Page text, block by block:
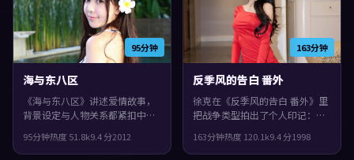
95分钟
海与东八区
《海与东八区》讲述爱情故事，
背景设定与人物关系都紧扣中国
映，洪常秀执导，提莫西·查拉
梅、黄渤、菅田将晖领衔。人物
95分钟热度 51.8k9.4分2012
163分钟
反季风的告白 番外
徐克在《反季风的告白 番外》里
把战争类型拍出了个人印记：故
面。主演包括基里安·墨菲、胡
歌、苍井优。节奏前半段克制蓄
163分钟热度 120.1k9.4分1998